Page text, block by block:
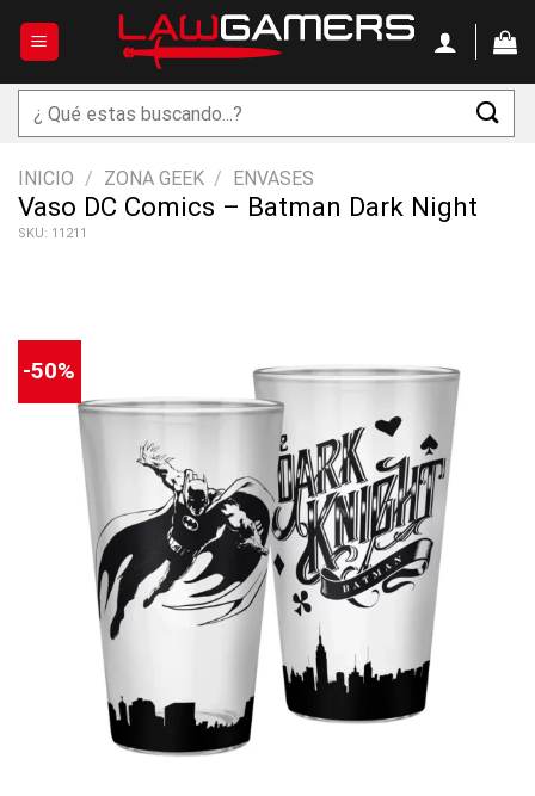
Buscar
por:
INICIO / ZONA GEEK / ENVASES
Vaso DC Comics – Batman Dark Night
SKU: 11211
-50%